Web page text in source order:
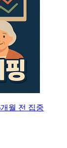
월 전 집중